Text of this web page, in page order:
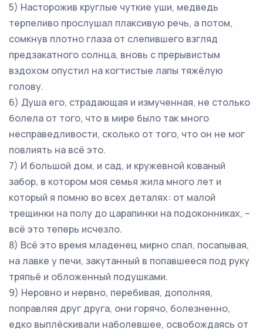
5) Насторожив круглые чуткие уши, медведь
терпеливо прослушал плаксивую речь, а потом,
сомкнув плотно глаза от слепившего взгляд
предзакатного солнца, вновь с прерывистым
вздохом опустил на когтистые лапы тяжёлую
голову.
6) Душа его, страдающая и измученная, не столько
болела от того, что в мире было так много
несправедливости, сколько от того, что он не мог
повлиять на всё это.
7) И большой дом, и сад, и кружевной кованый
забор, в котором моя семья жила много лет и
который я помню во всех деталях: от малой
трещинки на полу до царапинки на подоконниках, –
всё это теперь исчезло.
8) Всё это время младенец мирно спал, посапывая,
на лавке у печи, закутанный в попавшееся под руку
тряпьё и обложенный подушками.
9) Неровно и нервно, перебивая, дополняя,
поправляя друг друга, они горячо, болезненно,
едко выплёскивали наболевшее, освобождаясь от